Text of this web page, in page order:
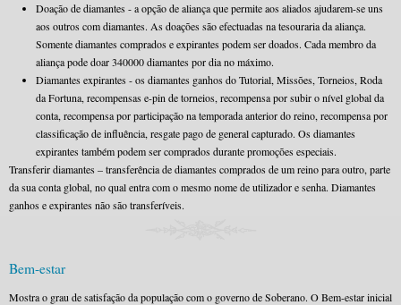
Doação de diamantes - a opção de aliança que permite aos aliados ajudarem-se uns
aos outros com diamantes. As doações são efectuadas na tesouraria da aliança.
Somente diamantes comprados e expirantes podem ser doados. Cada membro da
aliança pode doar 340000 diamantes por dia no máximo.
Diamantes expirantes - os diamantes ganhos do Tutorial, Missões, Torneios, Roda
da Fortuna, recompensas e-pin de torneios, recompensa por subir o nível global da
conta, recompensa por participação na temporada anterior do reino, recompensa por
classificação de influência, resgate pago de general capturado. Os diamantes
expirantes também podem ser comprados durante promoções especiais.
Transferir diamantes – transferência de diamantes comprados de um reino para outro, parte
da sua conta global, no qual entra com o mesmo nome de utilizador e senha. Diamantes
ganhos e expirantes não são transferíveis.
Bem-estar
Mostra o grau de satisfação da população com o governo de Soberano. O Bem-estar inicial